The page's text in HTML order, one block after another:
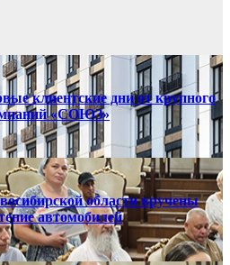
клиентские дни от крупного
«СОЮЗ»
области вручены
автомобилей